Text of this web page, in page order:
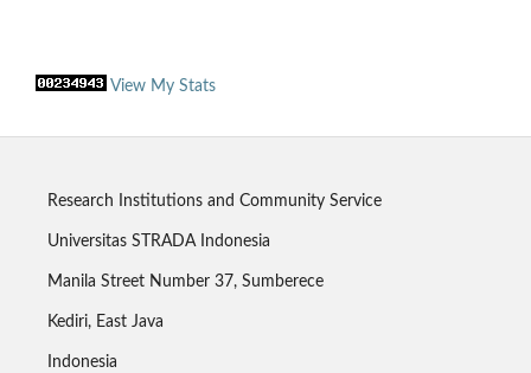
View My Stats
Research Institutions and Community Service
Universitas STRADA Indonesia
Manila Street Number 37, Sumberece
Kediri, East Java
Indonesia